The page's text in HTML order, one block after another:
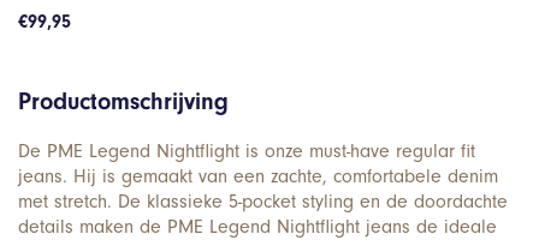
€99,95
Productomschrijving
De PME Legend Nightflight is onze must-have regular fit
jeans. Hij is gemaakt van een zachte, comfortabele denim
met stretch. De klassieke 5-pocket styling en de doordachte
details maken de PME Legend Nightflight jeans de ideale